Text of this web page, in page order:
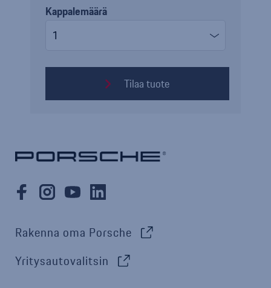
Kappalemäärä
Tilaa tuote
Rakenna oma Porsche
Yritysautovalitsin